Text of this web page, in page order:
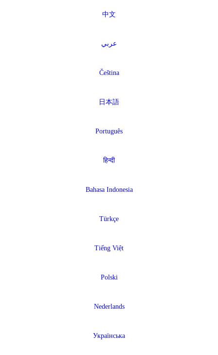
中文
عربي
Čeština
日本語
Português
हिन्दी
Bahasa Indonesia
Türkçe
Tiếng Việt
Polski
Nederlands
Українська